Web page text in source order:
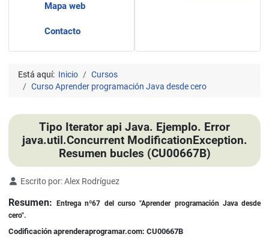
Mapa web
Contacto
Está aquí: Inicio
Cursos
Curso Aprender programación Java desde cero
Tipo Iterator api Java. Ejemplo. Error
java.util.Concurrent ModificationException.
Resumen bucles (CU00667B)
Detalles
Escrito por:Alex Rodríguez
Resumen:
Entrega nº67 del curso "Aprender programación Java desde
cero".
Codificación aprenderaprogramar.com: CU00667B